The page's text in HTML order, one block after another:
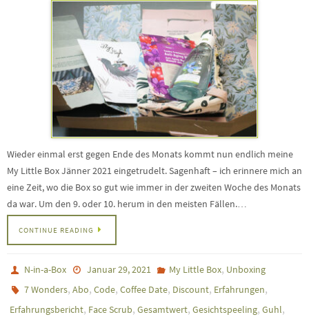
Wieder einmal erst gegen Ende des Monats kommt nun endlich meine
My Little Box Jänner 2021 eingetrudelt. Sagenhaft – ich erinnere mich an
eine Zeit, wo die Box so gut wie immer in der zweiten Woche des Monats
da war. Um den 9. oder 10. herum in den meisten Fällen.…
CONTINUE READING
N-in-a-Box Januar 29, 2021 My Little Box, Unboxing
7 Wonders,Abo,Code,Coffee Date, Discount, Erfahrungen,
Erfahrungsbericht, Face Scrub, Gesamtwert, Gesichtspeeling, Guhl,